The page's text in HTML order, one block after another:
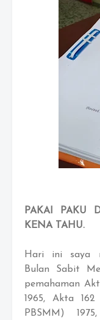
PAKAI PAKU
KENA TAHU.
Hari ini saya
Bulan Sabit
pemahaman
1965, Akta
PBSMM)